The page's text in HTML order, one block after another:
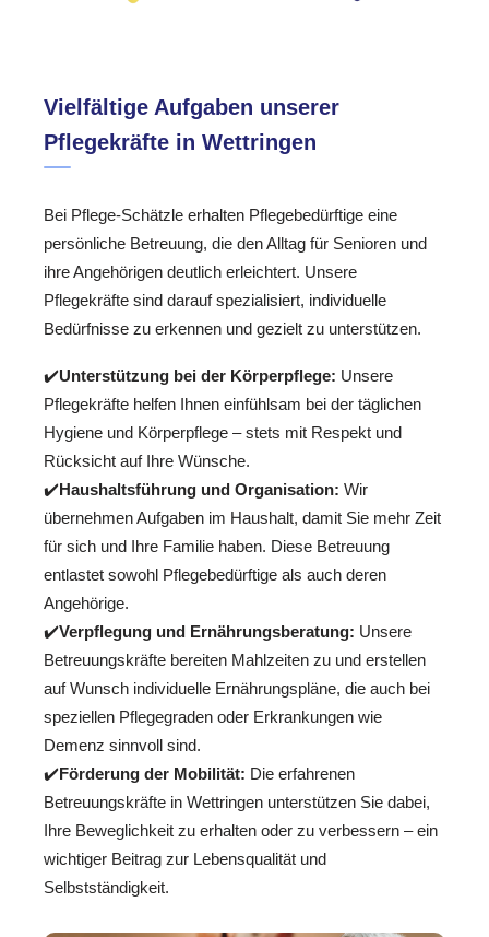
Vielfältige Aufgaben unserer
Pflegekräfte in Wettringen
Bei Pflege-Schätzle erhalten Pflegebedürftige eine
persönliche Betreuung, die den Alltag für Senioren und
ihre Angehörigen deutlich erleichtert. Unsere
Pflegekräfte sind darauf spezialisiert, individuelle
Bedürfnisse zu erkennen und gezielt zu unterstützen.
✔️Unterstützung bei der Körperpflege: Unsere
Pflegekräfte helfen Ihnen einfühlsam bei der täglichen
Hygiene und Körperpflege – stets mit Respekt und
Rücksicht auf Ihre Wünsche.
✔️Haushaltsführung und Organisation: Wir
übernehmen Aufgaben im Haushalt, damit Sie mehr Zeit
für sich und Ihre Familie haben. Diese Betreuung
entlastet sowohl Pflegebedürftige als auch deren
Angehörige.
✔️Verpflegung und Ernährungsberatung: Unsere
Betreuungskräfte bereiten Mahlzeiten zu und erstellen
auf Wunsch individuelle Ernährungspläne, die auch bei
speziellen Pflegegraden oder Erkrankungen wie
Demenz sinnvoll sind.
✔️Förderung der Mobilität: Die erfahrenen
Betreuungskräfte in Wettringen unterstützen Sie dabei,
Ihre Beweglichkeit zu erhalten oder zu verbessern – ein
wichtiger Beitrag zur Lebensqualität und
Selbstständigkeit.